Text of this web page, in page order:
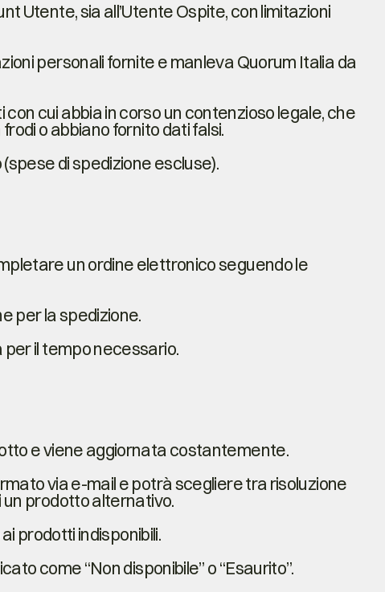
Utente, sia all’Utente Ospite, con limitazioni
personali fornite e manleva Quorum Italia da
cui abbia in corso un contenzioso legale, che
o abbiano fornito dati falsi.
di spedizione escluse).
un ordine elettronico seguendo le
per la spedizione.
per il tempo necessario.
e viene aggiornata costantemente.
via e-mail e potrà scegliere tra risoluzione
un prodotto alternativo.
prodotti indisponibili.
come “Non disponibile” o “Esaurito”.